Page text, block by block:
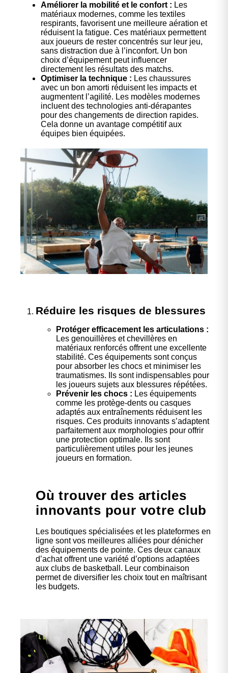
Améliorer la mobilité et le confort : Les
matériaux modernes, comme les textiles
respirants, favorisent une meilleure aération et
réduisent la fatigue. Ces matériaux permettent
aux joueurs de rester concentrés sur leur jeu,
sans distraction due à l’inconfort. Un bon
choix d’équipement peut influencer
directement les résultats des matchs.
Optimiser la technique : Les chaussures
avec un bon amorti réduisent les impacts et
augmentent l’agilité. Les modèles modernes
incluent des technologies anti-dérapantes
pour des changements de direction rapides.
Cela donne un avantage compétitif aux
équipes bien équipées.
Réduire les risques de blessures
Protéger efficacement les articulations :
Les genouillères et chevillères en
matériaux renforcés offrent une excellente
stabilité. Ces équipements sont conçus
pour absorber les chocs et minimiser les
traumatismes. Ils sont indispensables pour
les joueurs sujets aux blessures répétées.
Prévenir les chocs : Les équipements
comme les protège-dents ou casques
adaptés aux entraînements réduisent les
risques. Ces produits innovants s’adaptent
parfaitement aux morphologies pour offrir
une protection optimale. Ils sont
particulièrement utiles pour les jeunes
joueurs en formation.
Où trouver des articles
innovants pour votre club
Les boutiques spécialisées et les plateformes en
ligne sont vos meilleures alliées pour dénicher
des équipements de pointe. Ces deux canaux
d’achat offrent une variété d’options adaptées
aux clubs de basketball. Leur combinaison
permet de diversifier les choix tout en maîtrisant
les budgets.